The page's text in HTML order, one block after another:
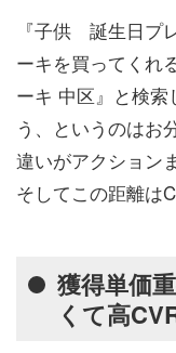
『子供 誕生日プ
ーキを買ってくれ
ーキ 中区』と検
う、というのはお
違いがアクション
そしてこの距離は
獲得単価
くて高